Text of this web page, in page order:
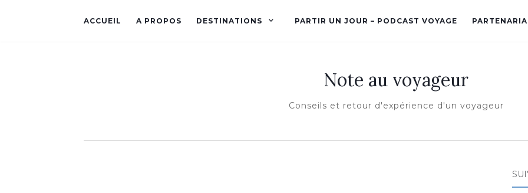
ACCUEIL A PROPOS DESTINATIONS PARTIR UN JOUR – PODCAST VOYAGE
Note au voyageur
Conseils et retour d'expérience d'un voyageur